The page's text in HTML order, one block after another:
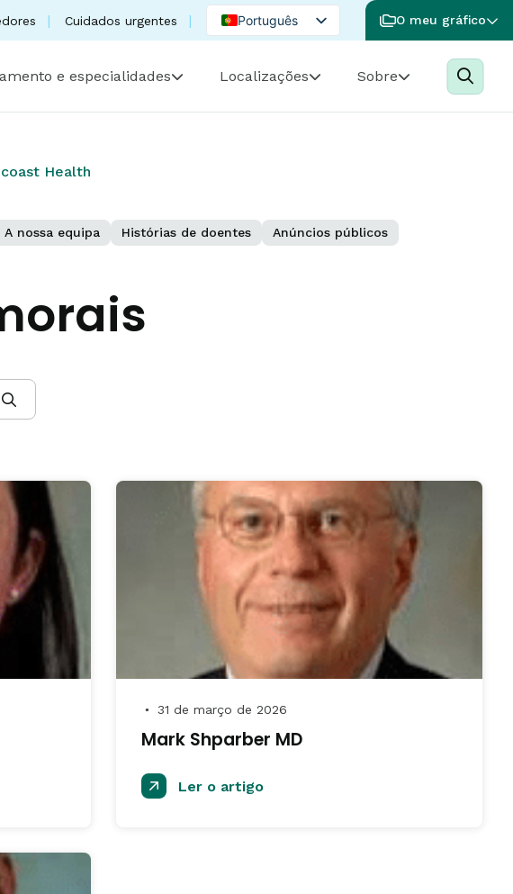
Cuidados urgentes
Português
Spanish
O meu gráfico
e especialidades Localizações Sobre
Health
A nossa equipa Histórias de doentes Anúncios públicos
● 31 de março de 2026
Mark Shparber MD
Ler o artigo